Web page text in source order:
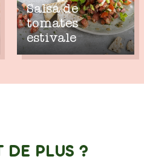
Salsa de
tomates
estivale
DE PLUS ?